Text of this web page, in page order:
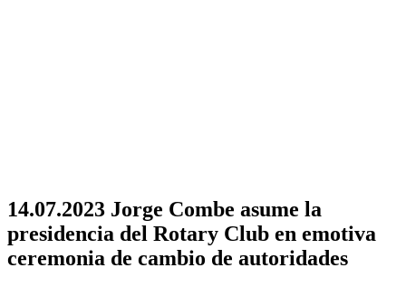
14.07.2023 Jorge Combe asume la
presidencia del Rotary Club en emotiva
ceremonia de cambio de autoridades